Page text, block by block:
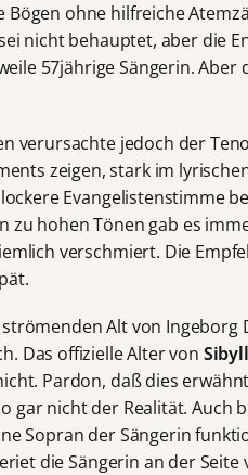
ohne hilfreiche
nicht behauptet, aber die
57jährige Sängerin.
verursachte jedoch der
zeigen, stark im
Evangelistenstimme
zu hohen Tönen gab es
verschmiert. Die
Alt von Ingeborg
Das offizielle Alter von
Pardon, daß dies
gar nicht der Realität. Auch
Sopran der Sängerin
die Sängerin an der Seite